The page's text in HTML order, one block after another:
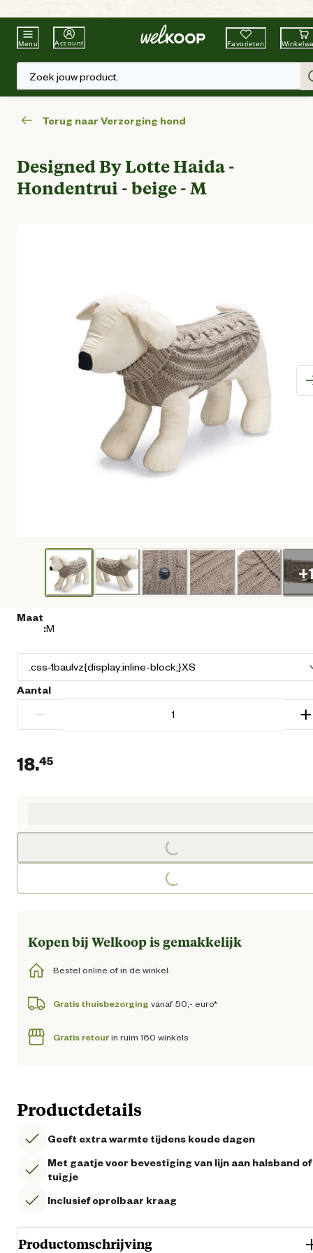
Beste WinkelketenTuin & Dier
Menu Account Favorieten
Zoek jouw product.
Terug naar Verzorging hond
Designed By Lotte Haida -
Hondentrui - beige - M
+
Maat
:M
Aantal
− +
18.45
Loading...
Loading...
Kopen bij Welkoop is gemakkelijk
Bestel online of in de winkel.
Gratis thuisbezorging vanaf 50,- euro*
Gratis retourin ruim 160 winkels
Productdetails
Geeft extra warmte tijdens koude dagen
Met gaatje voor bevestiging van lijn aan halsband of
tuigje
Inclusief oprolbaar kraag
Productomschrijving